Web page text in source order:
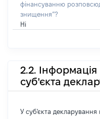
фінансуванню
знищення”?
Ні
2.2. Інформація
суб'єкта
У суб'єкта декларування